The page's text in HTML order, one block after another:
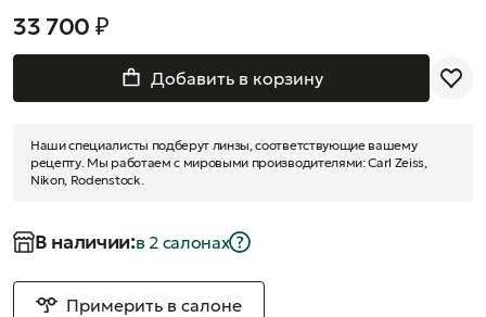
33 700 ₽
Добавить в корзину
Наши специалисты подберут линзы, соответствующие вашему
рецепту. Мы работаем с мировыми производителями: Carl Zeiss,
Nikon, Rodenstock.
В наличии:в 2 салонах
Примерить в салоне